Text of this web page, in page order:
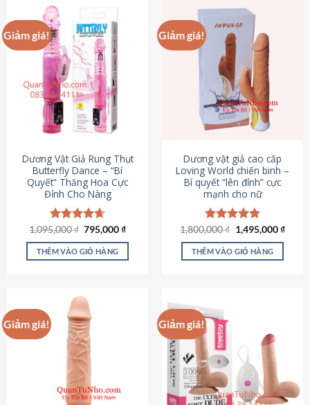
Giảm giá!
Dương Vật Giả Rung Thụt
Butterfly Dance – “Bí
Quyết” Thăng Hoa Cực
Đỉnh Cho Nàng
Được xếp
hạng4.65
5 sao
1,095,000₫ Giá
là:
1,095,000 ₫.
795,000₫Giá
tại
THÊM VÀO GIỎ HÀNG
Giảm giá!
Dương vật giả cao cấp
Loving World chiến binh –
Bí quyết “lên đỉnh” cực
mạnh cho nữ
Được xếp
hạng4.89
5 sao
1,800,000₫ Giá
gốc
là:
1,800,000 ₫.
1,495,000₫Giá
THÊM VÀO GIỎ HÀNG
Giảm giá! Giảm giá!